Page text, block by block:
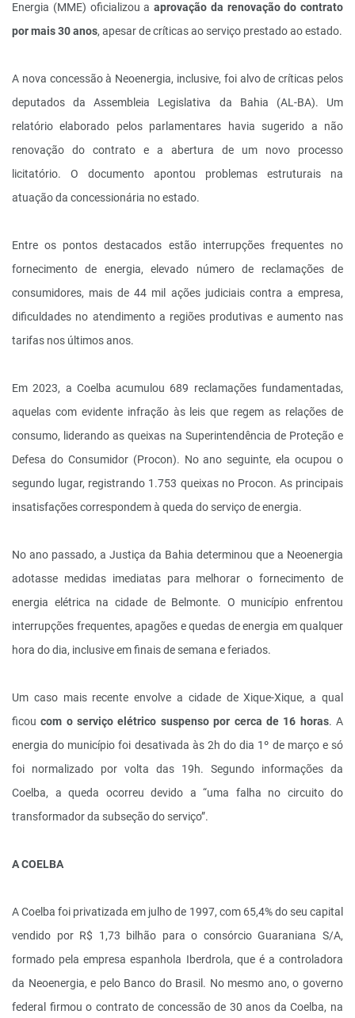
Energia (MME) oficializou a aprovação da renovação do contrato
por mais 30 anos, apesar de críticas ao serviço prestado ao estado.
A nova concessão à Neoenergia, inclusive, foi alvo de críticas pelos
deputados da Assembleia Legislativa da Bahia (AL-BA). Um
relatório elaborado pelos parlamentares havia sugerido a não
renovação do contrato e a abertura de um novo processo
licitatório. O documento apontou problemas estruturais na
atuação da concessionária no estado.
Entre os pontos destacados estão interrupções frequentes no
fornecimento de energia, elevado número de reclamações de
consumidores, mais de 44 mil ações judiciais contra a empresa,
dificuldades no atendimento a regiões produtivas e aumento nas
tarifas nos últimos anos.
Em 2023, a Coelba acumulou 689 reclamações fundamentadas,
aquelas com evidente infração às leis que regem as relações de
consumo, liderando as queixas na Superintendência de Proteção e
Defesa do Consumidor (Procon). No ano seguinte, ela ocupou o
segundo lugar, registrando 1.753 queixas no Procon. As principais
insatisfações correspondem à queda do serviço de energia.
No ano passado, a Justiça da Bahia determinou que a Neoenergia
adotasse medidas imediatas para melhorar o fornecimento de
energia elétrica na cidade de Belmonte. O município enfrentou
interrupções frequentes, apagões e quedas de energia em qualquer
hora do dia, inclusive em finais de semana e feriados.
Um caso mais recente envolve a cidade de Xique-Xique, a qual
ficoucom o serviço elétrico suspenso por cerca de 16 horas. A
energia do município foi desativada às 2h do dia 1º de março e só
foi normalizado por volta das 19h. Segundo informações da
Coelba, a queda ocorreu devido a “uma falha no circuito do
transformador da subseção do serviço”.
A COELBA
A Coelba foi privatizada em julho de 1997, com 65,4% do seu capital
vendido por R$ 1,73 bilhão para o consórcio Guaraniana S/A,
formado pela empresa espanhola Iberdrola, que é a controladora
da Neoenergia, e pelo Banco do Brasil. No mesmo ano, o governo
federal firmou o contrato de concessão de 30 anos da Coelba, na